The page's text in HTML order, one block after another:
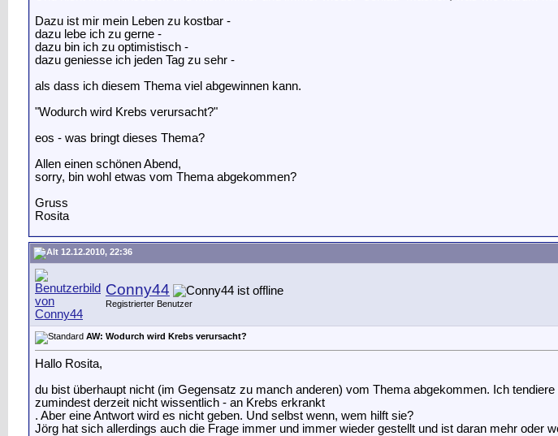
Dazu ist mir mein Leben zu kostbar -
dazu lebe ich zu gerne -
dazu bin ich zu optimistisch -
dazu geniesse ich jeden Tag zu sehr -
als dass ich diesem Thema viel abgewinnen kann.
"Wodurch wird Krebs verursacht?"
eos - was bringt dieses Thema?
Allen einen schönen Abend,
sorry, bin wohl etwas vom Thema abgekommen?
Gruss
Rosita
12.12.2010, 22:36
Conny44
Registrierter Benutzer
AW: Wodurch wird Krebs verursacht?
Hallo Rosita,
du bist überhaupt nicht (im Gegensatz zu manch anderen) vom Thema abgekommen. Ich
zumindest derzeit nicht wissentlich - an Krebs erkrankt
. Aber eine Antwort wird es nicht geben. Und selbst wenn, wem hilft sie?
Jörg hat sich allerdings auch die Frage immer und immer wieder gestellt und ist daran mehr oder